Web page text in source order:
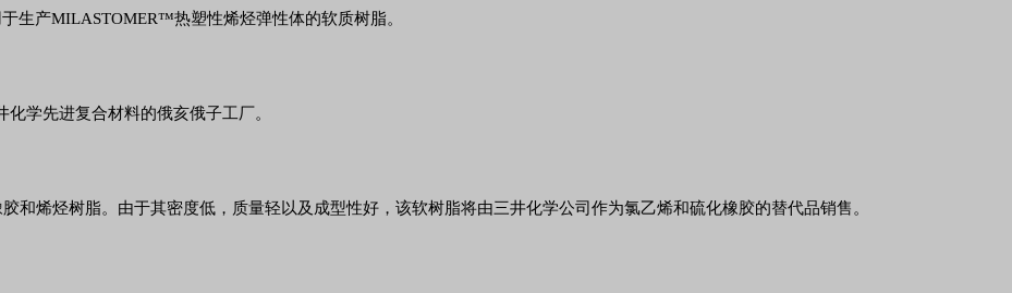
生产MILASTOMER™热塑性烯烃弹性体的软质树脂。
学先进复合材料的俄亥俄子工厂。
和烯烃树脂。由于其密度低，质量轻以及成型性好，该软树脂将由三井化学公司作为氯乙烯和硫化橡胶的替代品销售。